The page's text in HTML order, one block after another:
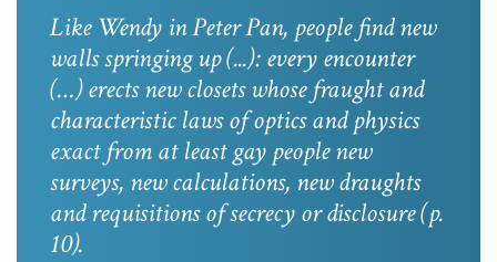
Like Wendy inPeter Pan, people find new
walls springing up (...): every encounter
(…) erects new closets whose fraught and
characteristic laws of optics and physics
exact from at least gay people new
surveys, new calculations, new draughts
and requisitions of secrecy or disclosure(p.
10).